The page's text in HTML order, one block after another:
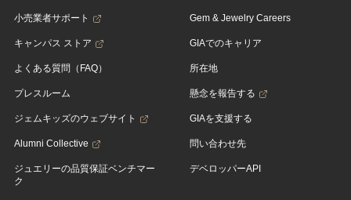
小売業者サポート
キャンパス ストア
よくある質問（FAQ）
プレスルーム
ジェムキッズのウェブサイト
Alumni Collective
ジュエリーの品質保証ベンチマー
ク
Gem & Jewelry Careers
GIAでのキャリア
所在地
懸念を報告する
GIAを支援する
問い合わせ先
デベロッパーAPI